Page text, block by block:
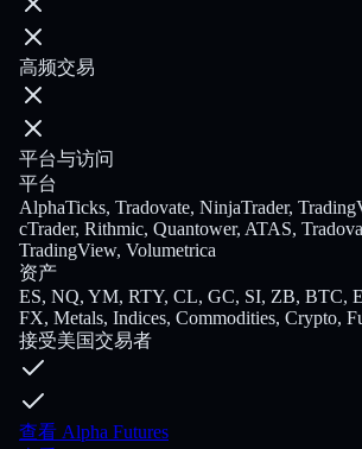
高频交易
平台与访问
平台
AlphaTicks, Tradovate, NinjaTrader,
cTrader, Rithmic, Quantower, ATAS,
TradingView, Volumetrica
资产
ES, NQ, YM, RTY, CL, GC, SI, ZB, BTC,
FX, Metals, Indices, Commodities, Crypto,
接受美国交易者
查看 Alpha Futures